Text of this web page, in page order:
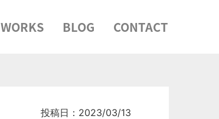
WORKS BLOG CONTACT
投稿日：2023/03/13